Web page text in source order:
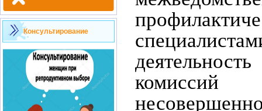
Консультирование